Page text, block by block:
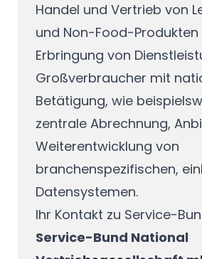
Handel und Vertrieb von
und Non-Food-
Erbringung von
Großverbraucher mit
Betätigung, wie
zentrale Abrechnung,
Weiterentwicklung von
branchenspezifischen,
Datensystemen.
Ihr Kontakt zu Service-
Service-Bund National